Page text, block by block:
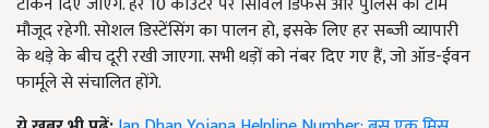
मौजूद रहेगी. सोशल डिस्टेंसिंग का पालन हो, इसके लिए हर सब्जी व्यापारी
के थड़े के बीच दूरी रखी जाएगा. सभी थड़ों को नंबर दिए गए हैं, जो ऑड-ईवन
फार्मूले से संचालित होंगे.